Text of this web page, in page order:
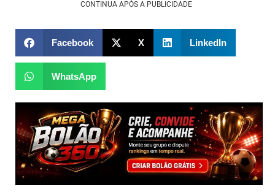
CONTINUA APÓS A PUBLICIDADE
Facebook X LinkedIn
WhatsApp